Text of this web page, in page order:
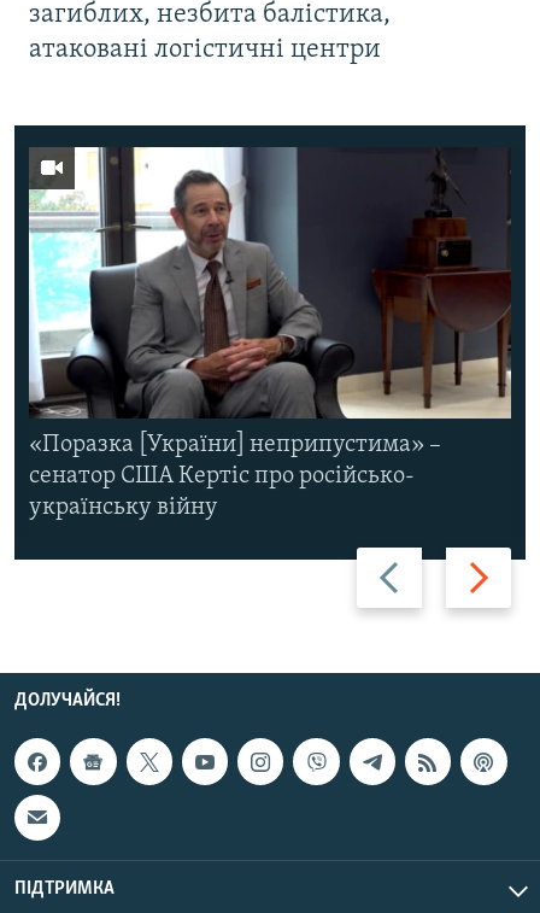
загиблих, незбита балістика,
атаковані логістичні центри
Назад Вперед
«Поразка [України] неприпустима» –
сенатор США Кертіс про російсько-
українську війну
ДОЛУЧАЙСЯ!
ПІДТРИМКА